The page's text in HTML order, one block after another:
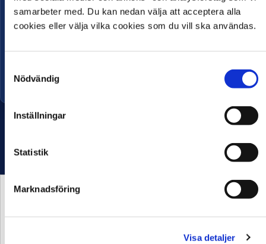
samarbeter med. Du kan nedan välja att acceptera alla
cookies eller välja vilka cookies som du vill ska användas.
Nödvändig
Inställningar
Statistik
Marknadsföring
Visa detaljer
Namn Påskbergsvallen
Kapacitet 4 575
HUVUDPARTNER OCH